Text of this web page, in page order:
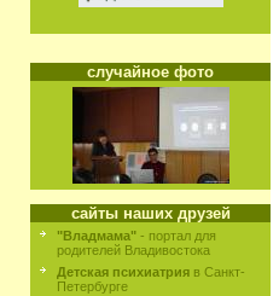
случайное фото
сайты наших друзей
"Владмама" - портал для
родителей Владивостока
Детская психиатрия в Санкт-
Петербурге